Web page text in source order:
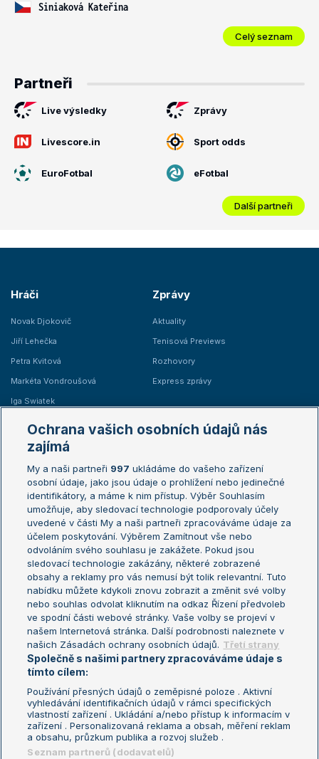
Siniaková Kateřina
Celý seznam
Partneři
Live výsledky Zprávy
Livescore.in Sport odds
EuroFotbal eFotbal
Další partneři
Hráči
Novak Djokovič
Jiří Lehečka
Petra Kvitová
Markéta Vondroušová
Iga Swiatek
Zprávy
Aktuality
Tenisová Previews
Rozhovory
Express zprávy
Žebříčky
Žebříček ATP (muži)
Žebříček WTA (ženy)
Sázkařský žebříček
Australian Open
French Open
Wimbledon
US Open
Turnaj mistrů
Turnaj mistryň
Aktualní trendy
Fotbalové přestupy
Livesport Daily
LS Prague Open
Podmínky užití
Nastavení soukromí
GDPR a žurnalistika
Reklama
Kontakt
Informace o zpracování osobních
údajů
Ochrana vašich osobních údajů nás
zajímá
My a naši partneři 997 ukládáme do vašeho zařízení
osobní údaje, jako jsou údaje o prohlížení nebo jedinečné
identifikátory, a máme k nim přístup. Výběr Souhlasím
umožňuje, aby sledovací technologie podporovaly účely
uvedené v části My a naši partneři zpracováváme údaje za
účelem poskytování. Výběrem Zamítnout vše nebo
odvoláním svého souhlasu je zakážete. Pokud jsou
sledovací technologie zakázány, některé zobrazené
obsahy a reklamy pro vás nemusí být tolik relevantní. Tuto
nabídku můžete kdykoli znovu zobrazit a změnit své volby
nebo souhlas odvolat kliknutím na odkaz Řízení předvoleb
ve spodní části webové stránky. Vaše volby se projeví v
našem Internetová stránka. Další podrobnosti naleznete v
našich Zásadách ochrany osobních údajů. Třetí strany
Společně s našimi partnery zpracováváme údaje s
tímto cílem:
Používání přesných údajů o zeměpisné poloze . Aktivní
vyhledávání identifikačních údajů v rámci specifických
vlastností zařízení . Ukládání a/nebo přístup k informacím v
zařízení . Personalizovaná reklama a obsah, měření reklam
a obsahu, průzkum publika a rozvoj služeb .
Seznam partnerů (dodavatelů)